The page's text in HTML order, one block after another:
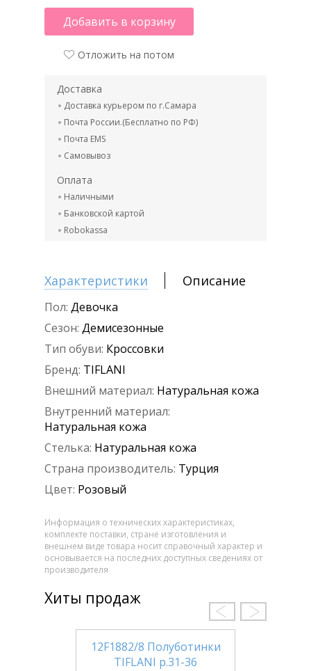
Добавить в корзину
Отложить на потом
Доставка
Доставка курьером по г.Самара
Почта России.(Бесплатно по РФ)
Почта EMS
Самовывоз
Оплата
Наличными
Банковской картой
Robokassa
Характеристики Описание
Пол: Девочка
Сезон: Демисезонные
Тип обуви: Кроссовки
Бренд: TIFLANI
Внешний материал: Натуральная кожа
Внутренний материал:
Натуральная кожа
Стелька: Натуральная кожа
Страна производитель: Турция
Цвет: Розовый
Информация о технических характеристиках,
комплекте поставки, стране изготовления и
внешнем виде товара носит справочный характер и
основывается на последних доступных сведениях от
производителя
Хиты продаж
12F1882/8 Полуботинки
TIFLANI р.31-36